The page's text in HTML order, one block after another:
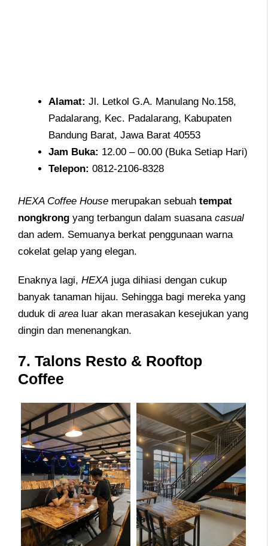
Alamat: Jl. Letkol G.A. Manulang No.158,
Padalarang, Kec. Padalarang, Kabupaten
Bandung Barat, Jawa Barat 40553
Jam Buka: 12.00 – 00.00 (Buka Setiap Hari)
Telepon: 0812-2106-8328
HEXA Coffee House merupakan sebuah tempat
nongkrong yang terbangun dalam suasana casual
dan adem. Semuanya berkat penggunaan warna
cokelat gelap yang elegan.
Enaknya lagi, HEXA juga dihiasi dengan cukup
banyak tanaman hijau. Sehingga bagi mereka yang
duduk di area luar akan merasakan kesejukan yang
dingin dan menenangkan.
7. Talons Resto & Rooftop
Coffee